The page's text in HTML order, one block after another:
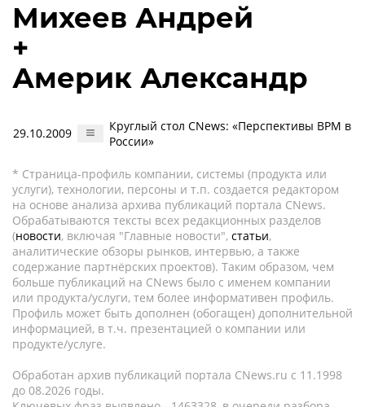
Михеев Андрей
+
Америк Александр
29.10.2009
Круглый стол CNews: «Перспективы BPM в
России»
* Страница-профиль компании, системы (продукта или
услуги), технологии, персоны и т.п. создается редактором
на основе анализа архива публикаций портала CNews.
Обрабатываются тексты всех редакционных разделов
(новости, включая "Главные новости", статьи,
аналитические обзоры рынков, интервью, а также
содержание партнёрских проектов). Таким образом, чем
больше публикаций на CNews было с именем компании
или продукта/услуги, тем более информативен профиль.
Профиль может быть дополнен (обогащен) дополнительной
информацией, в т.ч. презентацией о компании или
продукте/услуге.
Обработан архив публикаций портала CNews.ru c 11.1998
до 08.2026 годы.